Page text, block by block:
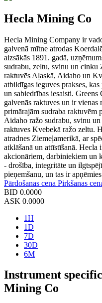
Hecla Mining Co
Hecla Mining Company ir
galvenā mītne atrodas
aizsākās 1891. gadā,
sudrabu, zeltu, svinu un cinku
raktuvēs Aļaskā, Aidaho un
atbildīgas ieguves prakses,
un sabiedrības iesaisti.
galvenās raktuves un ir vienas
primārajām sudraba raktuvēm
Aidaho ražo sudrabu, svinu
raktuves Kvebekā ražo zeltu.
atradnes Ziemeļamerikā, ar
atklāšanā un attīstīšanā. Hecla
akcionāriem, darbiniekiem un
- drošība, integritāte un
pieņemšanu, un tas ir
Pārdošanas cena Pirkšanas
BID 0.0000
ASK 0.0000
1H
1D
7D
30D
6M
Instrument
Mining Co